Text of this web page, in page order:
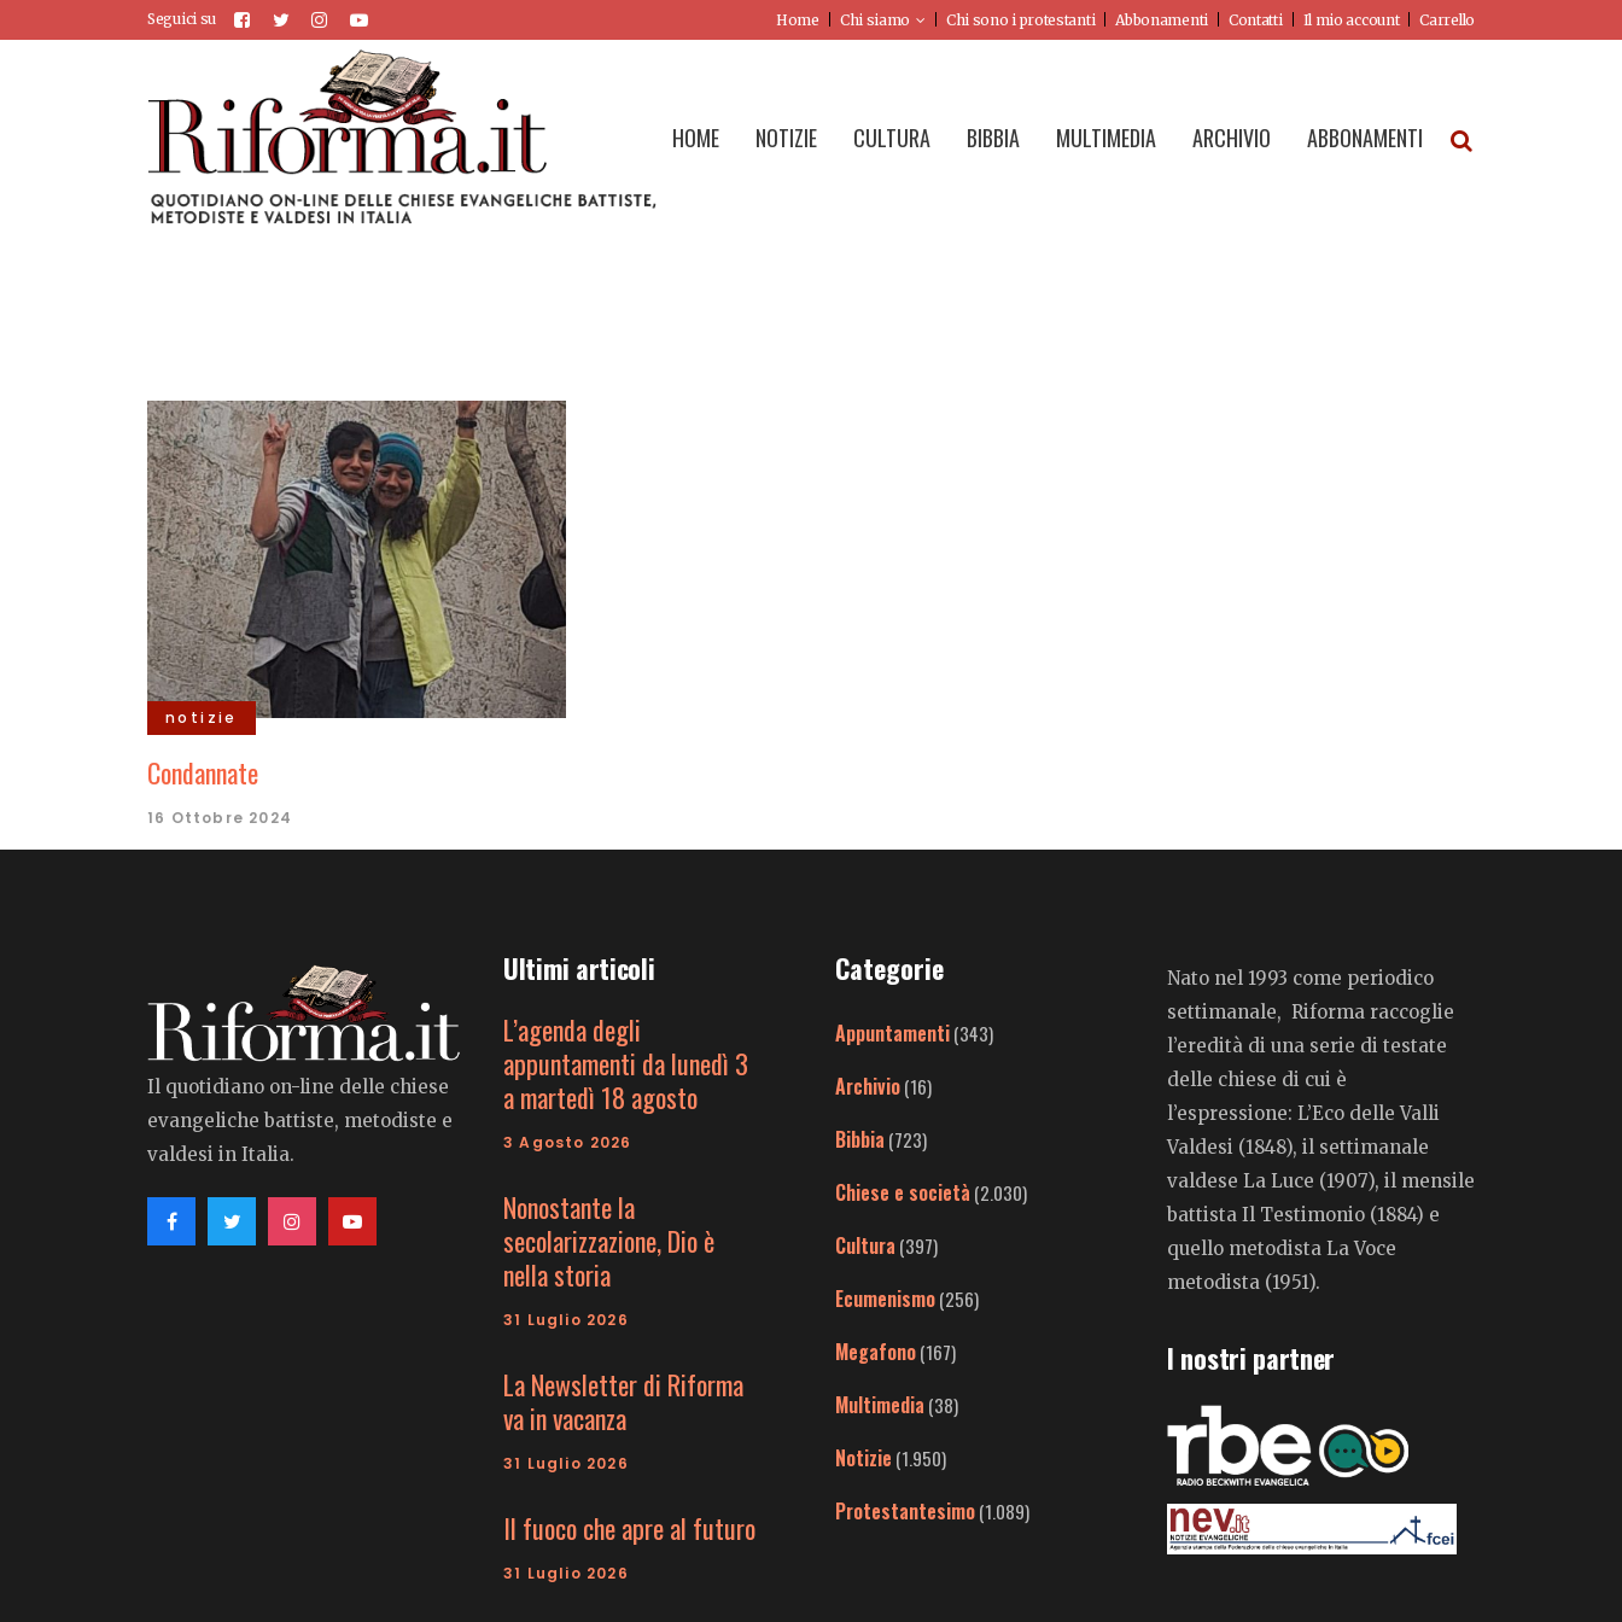
Seguici su Home Chi siamo Chi sono i protestanti Abbonamenti Contatti Il mio account Carrello
HOME NOTIZIE CULTURA BIBBIA MULTIMEDIA ARCHIVIO ABBONAMENTI
notizie
Condannate
16 Ottobre 2024
Il quotidiano on-line delle chiese
evangeliche battiste, metodiste e
valdesi in Italia.
Ultimi articoli
L’agenda degli
appuntamenti da lunedì 3
a martedì 18 agosto
3 Agosto 2026
Nonostante la
secolarizzazione, Dio è
nella storia
31 Luglio 2026
La Newsletter di Riforma
va in vacanza
31 Luglio 2026
Il fuoco che apre al futuro
31 Luglio 2026
Categorie
Appuntamenti(343)
Archivio(16)
Bibbia (723)
Chiese e società (2.030)
Cultura (397)
Ecumenismo(256)
Megafono(167)
Multimedia (38)
Notizie (1.950)
Protestantesimo(1.089)
Nato nel 1993 come periodico
settimanale, Riforma raccoglie
l’eredità di una serie di testate
delle chiese di cui è
l’espressione: L’Eco delle Valli
Valdesi (1848), il settimanale
valdese La Luce (1907), il mensile
battista Il Testimonio (1884) e
quello metodista La Voce
metodista (1951).
I nostri partner